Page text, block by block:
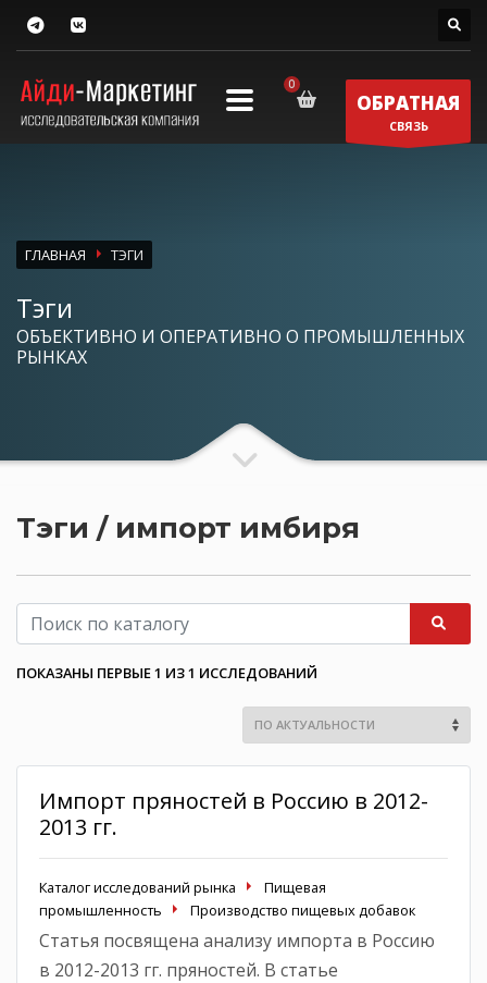
ОБРАТНАЯ
СВЯЗЬ
ГЛАВНАЯ ТЭГИ
Тэги
ОБЪЕКТИВНО И ОПЕРАТИВНО О ПРОМЫШЛЕННЫХ
РЫНКАХ
Тэги / импорт имбиря
ПОКАЗАНЫ ПЕРВЫЕ 1 ИЗ 1 ИССЛЕДОВАНИЙ
Импорт пряностей в Россию в 2012-
2013 гг.
Каталог исследований рынка
Пищевая
промышленность
Производство пищевых добавок
Статья посвящена анализу импорта в Россию
в 2012-2013 гг. пряностей. В статье